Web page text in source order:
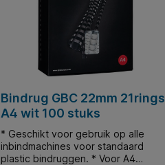
Bindrug GBC 22mm 21rings
A4 wit 100 stuks
* Geschikt voor gebruik op alle
inbindmachines voor standaard
plastic bindruggen. * Voor A4